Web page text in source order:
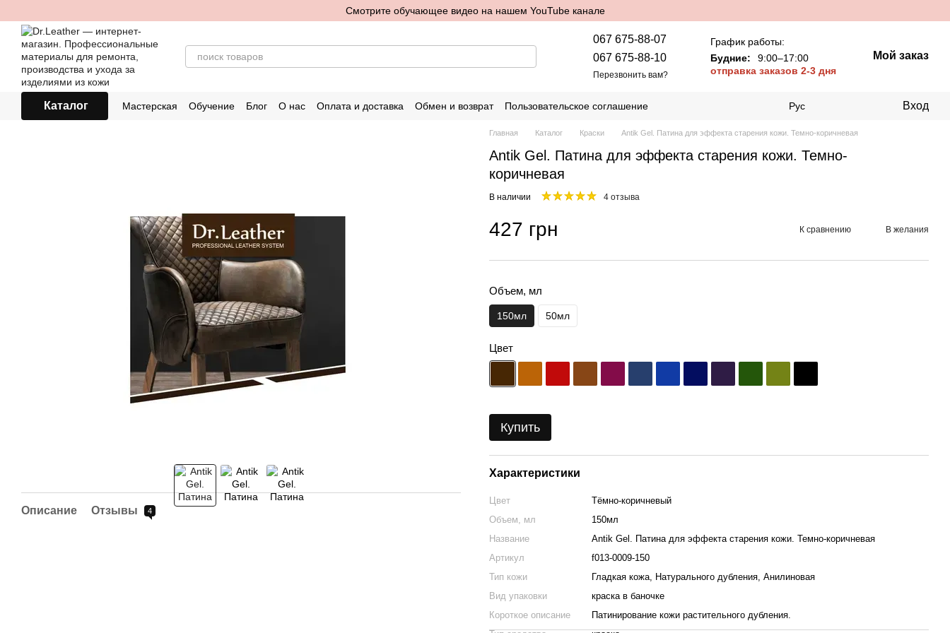
Смотрите обучающее видео на нашем YouTube канале
067 675-88-07
067 675-88-10
Перезвонить вам?
График работы:
Будние:
9:00–17:00
отправка заказов 2-3 дня
Мой заказ
Каталог Мастерская Обучение Блог О нас Оплата и доставка Обмен и возврат
Пользовательское соглашение
Рус Вход
Описание Отзывы 4
Главная Каталог Краски Antik Gel. Патина для эффекта старения кожи. Темно-коричневая
Antik Gel. Патина для эффекта старения кожи. Темно-
коричневая
В наличии 4 отзыва
427 грн К сравнению В желания
Объем, мл
150мл 50мл
Цвет
Купить
Характеристики
Цвет
Тёмно-коричневый
Объем, мл
150мл
Название
Antik Gel. Патина для эффекта старения кожи. Темно-коричневая
Артикул
f013-0009-150
Тип кожи
Гладкая кожа, Натурального дубления, Анилиновая
Вид упаковки
краска в баночке
Короткое описание
Патинирование кожи растительного дубления.